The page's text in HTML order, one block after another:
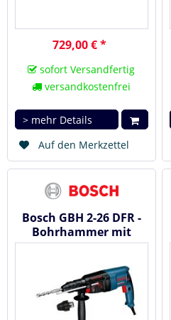
729,00 € *
sofort Versandfertig
versandkostenfrei
> mehr Details
Auf den Merkzettel
Bosch GBH 2-26 DFR -
Bohrhammer mit
Wechselfutter